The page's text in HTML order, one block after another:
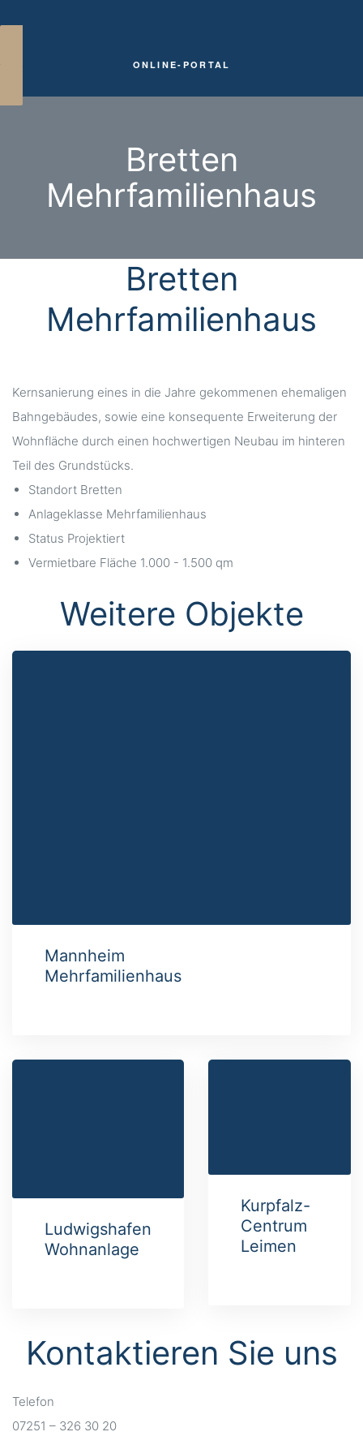
ONLINE-PORTAL
Bretten
Mehrfamilienhaus
Bretten
Mehrfamilienhaus
Kernsanierung eines in die Jahre gekommenen ehemaligen
Bahngebäudes, sowie eine konsequente Erweiterung der
Wohnfläche durch einen hochwertigen Neubau im hinteren
Teil des Grundstücks.
Standort Bretten
Anlageklasse Mehrfamilienhaus
Status Projektiert
Vermietbare Fläche 1.000 - 1.500 qm
Weitere Objekte
Mannheim
Mehrfamilienhaus
Ludwigshafen
Wohnanlage
Kurpfalz-
Centrum
Leimen
Kontaktieren Sie uns
Telefon
07251 – 326 30 20